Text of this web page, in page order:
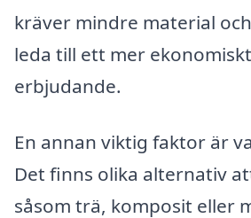
kräver mindre material
leda till ett mer
erbjudande.
En annan viktig faktor är
Det finns olika alternativ
såsom trä, komposit eller